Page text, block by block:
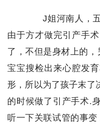
J姐河南人，五
由于方才做完引产手
了，不但是身材上的，
宝宝搜检出来心腔发
形，所以为了孩子末了
的时候做了引产手术.
听一下关联试管的事